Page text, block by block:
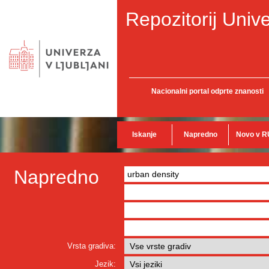
Repozitorij
Nacionalni portal odprte znanosti
Iskanje Napredno Novo v
Napredno
Vrsta gradiva:
Jezik: